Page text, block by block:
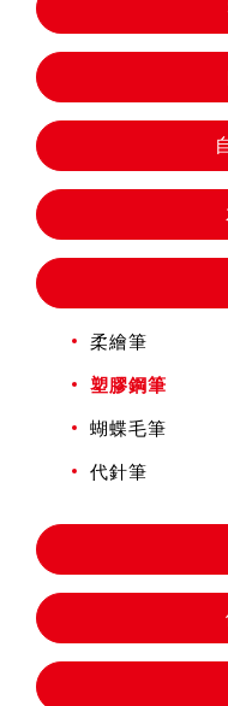
柔繪筆
塑膠鋼筆
蝴蝶毛筆
代針筆